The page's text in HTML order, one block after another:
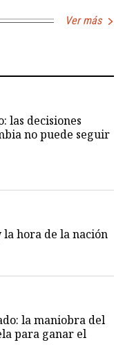
Ver más
las decisiones
no puede seguir
hora de la nación
la maniobra del
para ganar el